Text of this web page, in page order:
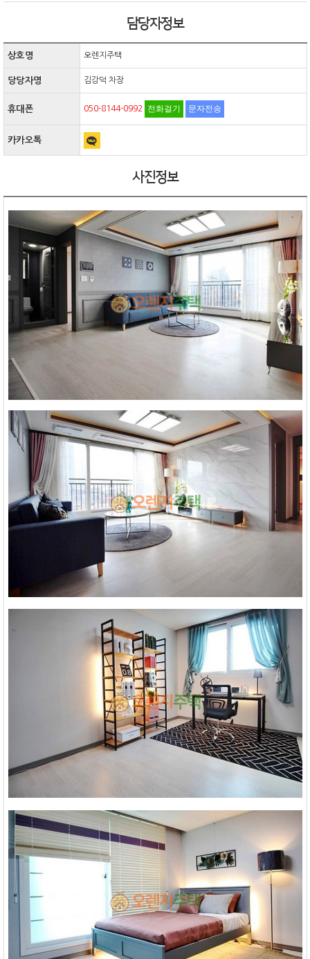
담당자정보
상호명 오렌지주택
당당자명 김강덕 차장
휴대폰 050-8144-0992 전화걸기 문자전송
카카오톡
사진정보